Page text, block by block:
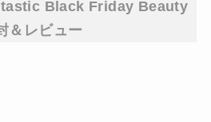
Black Friday Beauty
＆レビュー